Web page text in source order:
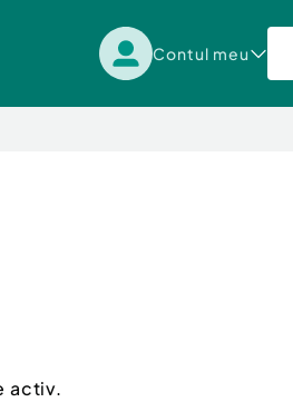
Contul meu
activ.